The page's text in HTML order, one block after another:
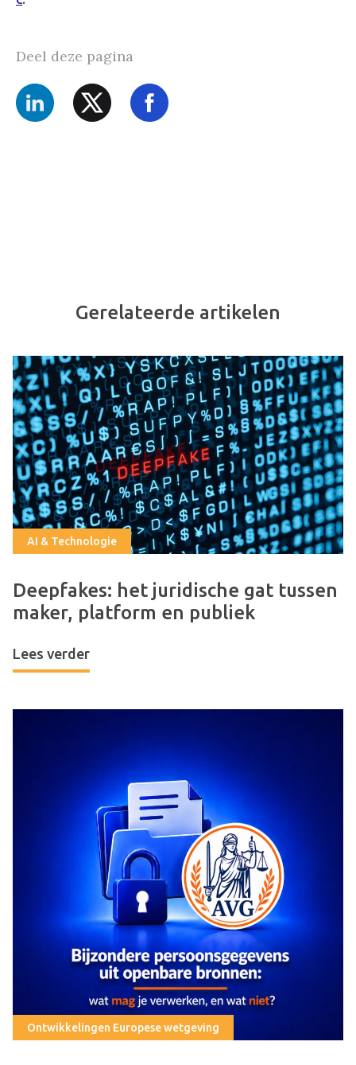
Deel deze pagina
Gerelateerde artikelen
AI & Technologie
Deepfakes: het juridische gat tussen
maker, platform en publiek
Lees verder
Ontwikkelingen Europese wetgeving